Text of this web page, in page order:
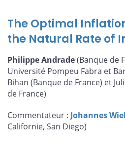
The Optimal
the Natural Rate of
Philippe Andrade(Banque de
Université Pompeu Fabra et
Bihan (Banque de France) et
de France)
Commentateur : Johannes
Californie, San Diego)